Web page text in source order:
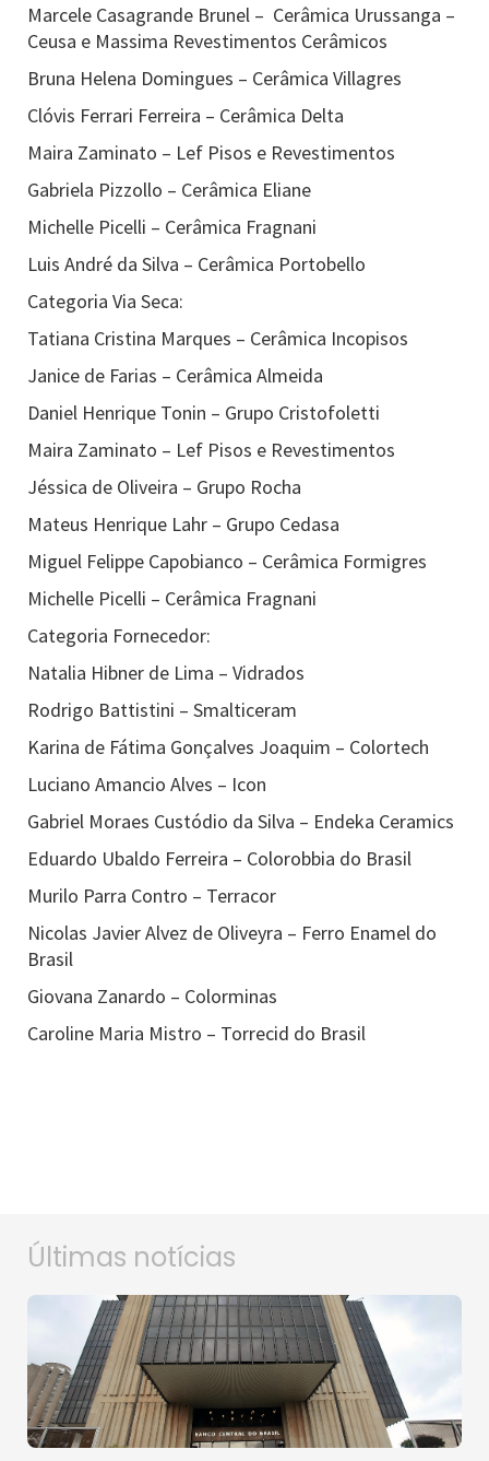
Marcele Casagrande Brunel – Cerâmica Urussanga –
Ceusa e Massima Revestimentos Cerâmicos
Bruna Helena Domingues – Cerâmica Villagres
Clóvis Ferrari Ferreira – Cerâmica Delta
Maira Zaminato – Lef Pisos e Revestimentos
Gabriela Pizzollo – Cerâmica Eliane
Michelle Picelli – Cerâmica Fragnani
Luis André da Silva – Cerâmica Portobello
Categoria Via Seca:
Tatiana Cristina Marques – Cerâmica Incopisos
Janice de Farias – Cerâmica Almeida
Daniel Henrique Tonin – Grupo Cristofoletti
Maira Zaminato – Lef Pisos e Revestimentos
Jéssica de Oliveira – Grupo Rocha
Mateus Henrique Lahr – Grupo Cedasa
Miguel Felippe Capobianco – Cerâmica Formigres
Michelle Picelli – Cerâmica Fragnani
Categoria Fornecedor:
Natalia Hibner de Lima – Vidrados
Rodrigo Battistini – Smalticeram
Karina de Fátima Gonçalves Joaquim – Colortech
Luciano Amancio Alves – Icon
Gabriel Moraes Custódio da Silva – Endeka Ceramics
Eduardo Ubaldo Ferreira – Colorobbia do Brasil
Murilo Parra Contro – Terracor
Nicolas Javier Alvez de Oliveyra – Ferro Enamel do
Brasil
Giovana Zanardo – Colorminas
Caroline Maria Mistro – Torrecid do Brasil
Últimas notícias